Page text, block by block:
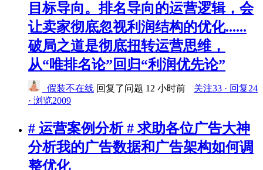
目标导向。排名导向的运营逻辑，会
让卖家彻底忽视利润结构的优化......
破局之道是彻底扭转运营思维，
从“唯排名论”回归“利润优先论”
_假装不在线 回复了问题 12 小时前
关注33 · 回复24
· 浏览2009
# 运营案例分析 # 求助各位广告大神
分析我的广告数据和广告架构如何调
整优化